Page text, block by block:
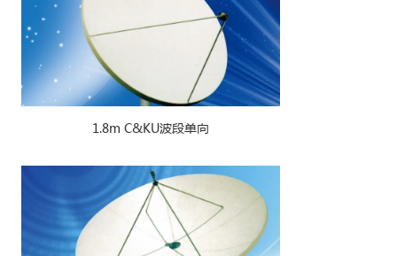
1.8m C&KU波段单向